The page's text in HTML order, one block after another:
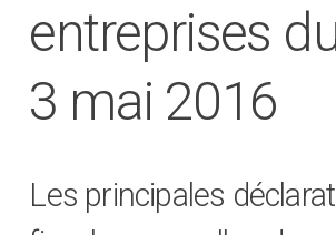
entreprises
3 mai 2016
Les principales